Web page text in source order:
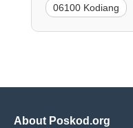
06100 Kodiang
About Poskod.org